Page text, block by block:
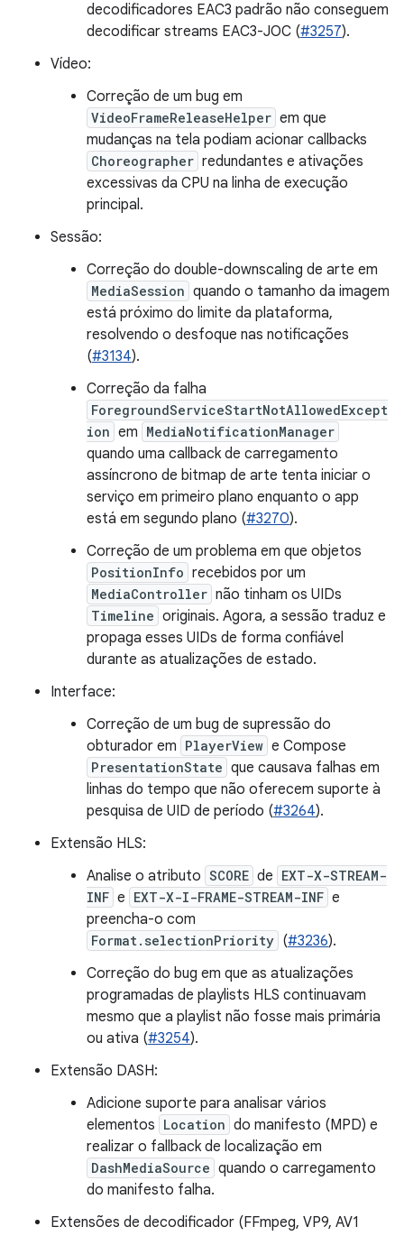
decodificadores EAC3 padrão não conseguem
decodificar streams EAC3-JOC (#3257).
Vídeo:
Correção de um bug em
VideoFrameReleaseHelper em que
mudanças na tela podiam acionar callbacks
Choreographer redundantes e ativações
excessivas da CPU na linha de execução
principal.
Sessão:
Correção do double-downscaling de arte em
MediaSession quando o tamanho da imagem
está próximo do limite da plataforma,
resolvendo o desfoque nas notificações
(#3134).
Correção da falha
ForegroundServiceStartNotAllowedExcept
ion em MediaNotificationManager
quando uma callback de carregamento
assíncrono de bitmap de arte tenta iniciar o
serviço em primeiro plano enquanto o app
está em segundo plano (#3270).
Correção de um problema em que objetos
PositionInfo recebidos por um
MediaController não tinham os UIDs
Timeline originais. Agora, a sessão traduz e
propaga esses UIDs de forma confiável
durante as atualizações de estado.
Interface:
Correção de um bug de supressão do
obturador em PlayerView e Compose
PresentationState que causava falhas em
linhas do tempo que não oferecem suporte à
pesquisa de UID de período (#3264).
Extensão HLS:
Analise o atributo SCORE de EXT-X-STREAM-
INF e EXT-X-I-FRAME-STREAM-INF e
preencha-o com
Format.selectionPriority (#3236).
Correção do bug em que as atualizações
programadas de playlists HLS continuavam
mesmo que a playlist não fosse mais primária
ou ativa (#3254).
Extensão DASH:
Adicione suporte para analisar vários
elementos Location do manifesto (MPD) e
realizar o fallback de localização em
DashMediaSource quando o carregamento
do manifesto falha.
Extensões de decodificador (FFmpeg, VP9, AV1